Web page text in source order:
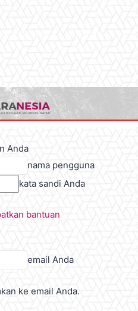
Anda
nama pengguna
kata sandi Anda
bantuan
email Anda
ke email Anda.